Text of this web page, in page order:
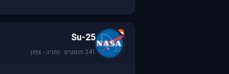
S
Su-25
241 פוסטים · נתניה - צפון